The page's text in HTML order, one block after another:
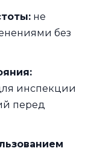
не
без
инспекции
перед